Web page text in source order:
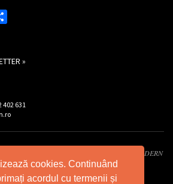
cookies. Continuând
acordul cu termenii și
»
402 631
. © 2026 INT MODERN
SRL - Toate drepturile rezervate.